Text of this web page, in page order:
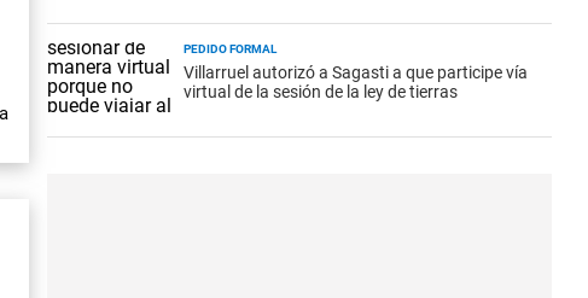
PEDIDO FORMAL
Villarruel autorizó a Sagasti a que participe vía
virtual de la sesión de la ley de tierras